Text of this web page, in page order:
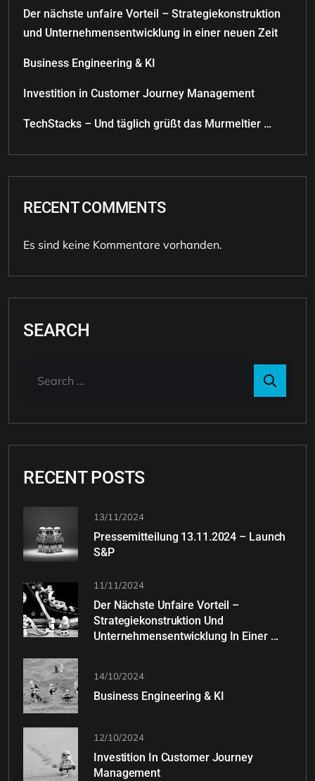
Der nächste unfaire Vorteil – Strategiekonstruktion
und Unternehmensentwicklung in einer neuen Zeit
Business Engineering & KI
Investition in Customer Journey Management
TechStacks – Und täglich grüßt das Murmeltier …
RECENT COMMENTS
Es sind keine Kommentare vorhanden.
SEARCH
RECENT POSTS
13/11/2024
Pressemitteilung 13.11.2024 – Launch
S&P
11/11/2024
Der Nächste Unfaire Vorteil –
Strategiekonstruktion Und
Unternehmensentwicklung In Einer ...
14/10/2024
Business Engineering & KI
12/10/2024
Investition In Customer Journey
Management